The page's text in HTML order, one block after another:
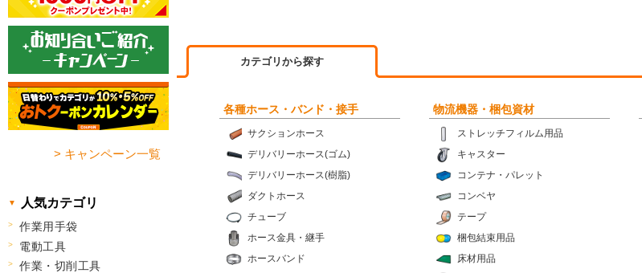
カテゴリから探す
各種ホース・バンド・接手
サクションホース
デリバリーホース(ゴム)
デリバリーホース(樹脂)
ダクトホース
チューブ
ホース金具・継手
ホースバンド
物流機器・梱包資材
ストレッチフィルム用品
キャスター
コンテナ・パレット
コンベヤ
テープ
梱包結束用品
床材用品
> キャンペーン一覧
人気カテゴリ
作業用手袋
電動工具
作業・切削工具